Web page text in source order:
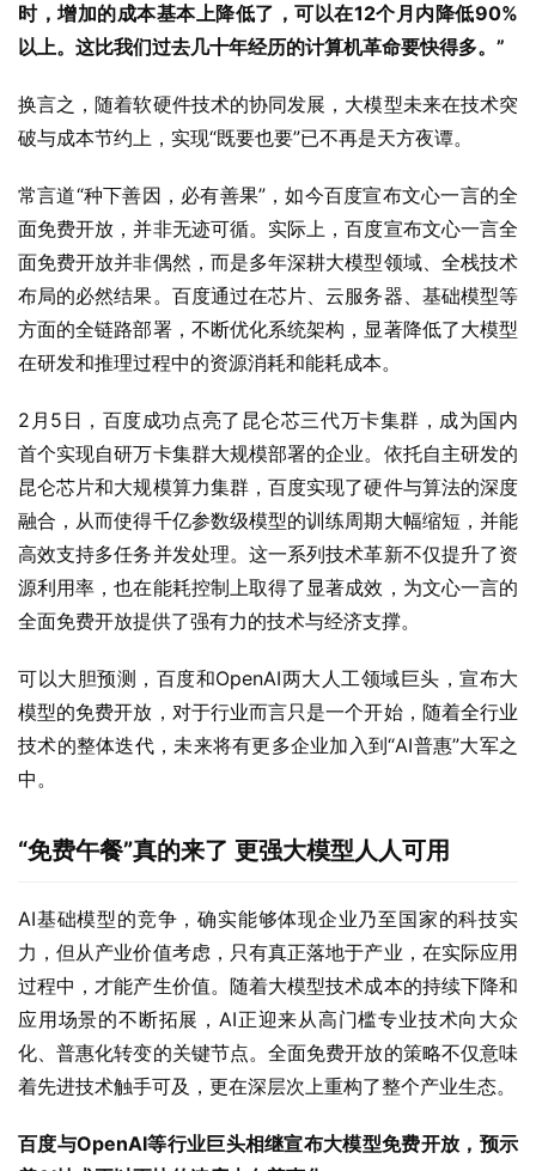
时，增加的成本基本上降低了，可以在12个月内降低90%
以上。这比我们过去几十年经历的计算机革命要快得多。”
换言之，随着软硬件技术的协同发展，大模型未来在技术突
破与成本节约上，实现“既要也要”已不再是天方夜谭。
常言道“种下善因，必有善果”，如今百度宣布文心一言的全
面免费开放，并非无迹可循。实际上，百度宣布文心一言全
面免费开放并非偶然，而是多年深耕大模型领域、全栈技术
布局的必然结果。百度通过在芯片、云服务器、基础模型等
方面的全链路部署，不断优化系统架构，显著降低了大模型
在研发和推理过程中的资源消耗和能耗成本。
2月5日，百度成功点亮了昆仑芯三代万卡集群，成为国内
首个实现自研万卡集群大规模部署的企业。依托自主研发的
昆仑芯片和大规模算力集群，百度实现了硬件与算法的深度
融合，从而使得千亿参数级模型的训练周期大幅缩短，并能
高效支持多任务并发处理。这一系列技术革新不仅提升了资
源利用率，也在能耗控制上取得了显著成效，为文心一言的
全面免费开放提供了强有力的技术与经济支撑。
可以大胆预测，百度和OpenAI两大人工领域巨头，宣布大
模型的免费开放，对于行业而言只是一个开始，随着全行业
技术的整体迭代，未来将有更多企业加入到“AI普惠”大军之
中。
“免费午餐”真的来了 更强大模型人人可用
AI基础模型的竞争，确实能够体现企业乃至国家的科技实
力，但从产业价值考虑，只有真正落地于产业，在实际应用
过程中，才能产生价值。随着大模型技术成本的持续下降和
应用场景的不断拓展，AI正迎来从高门槛专业技术向大众
化、普惠化转变的关键节点。全面免费开放的策略不仅意味
着先进技术触手可及，更在深层次上重构了整个产业生态。
百度与OpenAI等行业巨头相继宣布大模型免费开放，预示